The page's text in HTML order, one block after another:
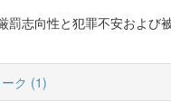
志向性と犯罪不安およ
ク (1)